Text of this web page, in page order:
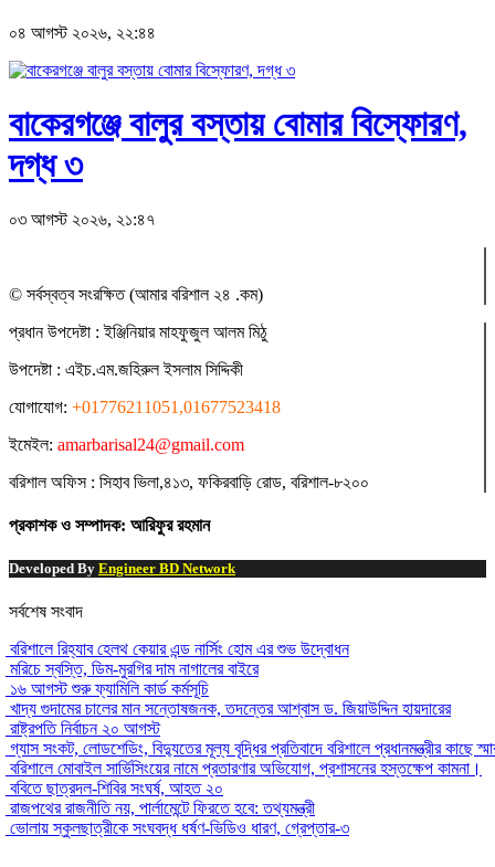
০৪ আগস্ট ২০২৬, ২২:৪৪
বাকেরগঞ্জে বালুর বস্তায় বোমার বিস্ফোরণ,
দগ্ধ ৩
০৩ আগস্ট ২০২৬, ২১:৪৭
© সর্বস্বত্ব সংরক্ষিত (আমার বরিশাল ২৪ .কম)
প্রধান ‍উপদেষ্টা : ‍ইঞ্জিনিয়ার মাহফুজুল আলম মিঠু
উপদেষ্টা : এইচ.এম.জহিরুল ইসলাম সিদ্দিকী
যোগাযোগ: +01776211051,01677523418
ইমেইল: amarbarisal24@gmail.com
বরিশাল অফিস : সিহাব ভিলা,৪১৩, ফকিরবাড়ি রোড, বরিশাল-৮২০০
প্রকাশক ও সম্পাদক: আরিফুর রহমান
Developed By Engineer BD Network
সর্বশেষ সংবাদ
বরিশালে রিহ্যাব হেলথ কেয়ার এন্ড নার্সিং হোম এর শুভ উদ্বোধন
মরিচে স্বস্তি, ডিম-মুরগির দাম নাগালের বাইরে
১৬ আগস্ট শুরু ফ্যামিলি কার্ড কর্মসূচি
খাদ্য গুদামের চালের মান সন্তোষজনক, তদন্তের আশ্বাস ড. জিয়াউদ্দিন হায়দারের
রাষ্ট্রপতি নির্বাচন ২০ আগস্ট
গ্যাস সংকট, লোডশেডিং, বিদ্যুতের মূল্য বৃদ্ধির প্রতিবাদে বরিশালে প্রধানমন্ত্রীর কাছে
বরিশালে মোবাইল সার্ভিসিংয়ের নামে প্রতারণার অভিযোগ, প্রশাসনের হস্তক্ষেপ কামনা।
ববিতে ছাত্রদল-শিবির সংঘর্ষ, আহত ২০
রাজপথের রাজনীতি নয়, পার্লামেন্টে ফিরতে হবে: তথ্যমন্ত্রী
ভোলায় স্কুলছাত্রীকে সংঘবদ্ধ ধর্ষণ-ভিডিও ধারণ, গ্রেপ্তার-৩